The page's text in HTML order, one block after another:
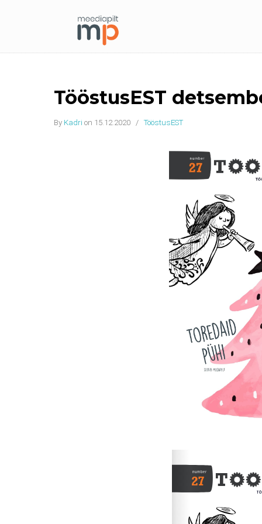
TööstusEST
By Kadri on 15.12.2020 / TööstusEST